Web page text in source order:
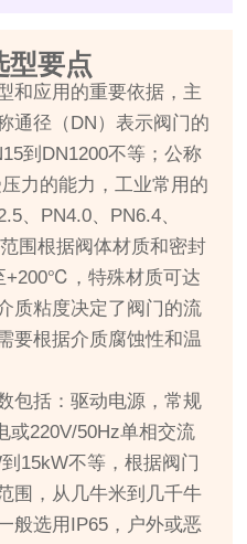
型要点
和应用的重要依据，主
通径（DN）表示阀门的
到DN1200不等；公称
力的能力，工业常用的
、PN4.0、PN6.4、
围根据阀体材质和密封
，特殊材质可达
质粘度决定了阀门的流
要根据介质腐蚀性和温
包括：驱动电源，常规
或220V/50Hz单相交流
15kW不等，根据阀门
围，从几牛米到几千牛
般选用IP65，户外或恶